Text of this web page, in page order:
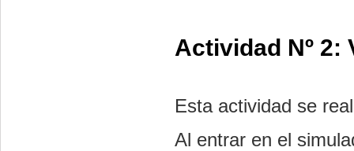
Actividad Nº 2:
Esta actividad se
Al entrar en el